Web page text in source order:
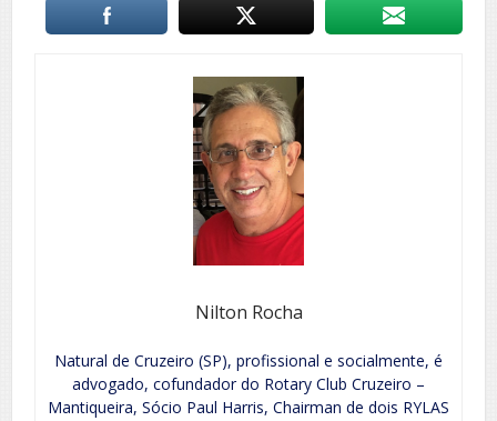
Nilton Rocha
Natural de Cruzeiro (SP), profissional e socialmente, é
advogado, cofundador do Rotary Club Cruzeiro –
Mantiqueira, Sócio Paul Harris, Chairman de dois RYLAS